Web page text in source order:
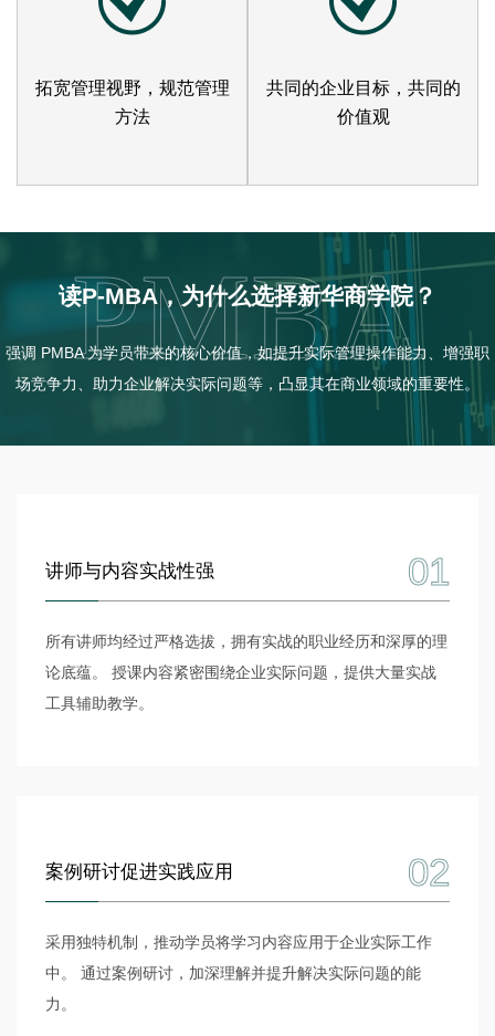
拓宽管理视野，规范管理
方法
共同的企业目标，共同的
价值观
PMBA
读P-MBA，为什么选择新华商学院？
强调 PMBA 为学员带来的核心价值，如提升实际管理操作能力、增强职
场竞争力、助力企业解决实际问题等，凸显其在商业领域的重要性。
讲师与内容实战性强 01
所有讲师均经过严格选拔，拥有实战的职业经历和深厚的理
论底蕴。 授课内容紧密围绕企业实际问题，提供大量实战
工具辅助教学。
案例研讨促进实践应用 02
采用独特机制，推动学员将学习内容应用于企业实际工作
中。 通过案例研讨，加深理解并提升解决实际问题的能
力。